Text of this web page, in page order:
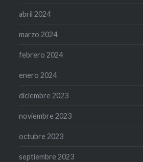
abril 2024
marzo 2024
febrero 2024
enero 2024
diciembre 2023
noviembre 2023
octubre 2023
septiembre 2023